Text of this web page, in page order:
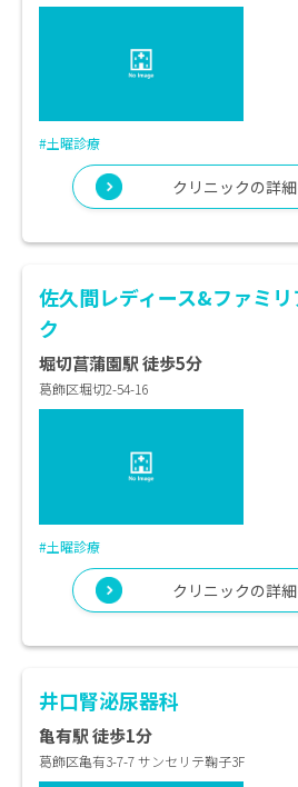
#土曜診療
クリニックの詳
佐久間レディース&ファミリ
ク
堀切菖蒲園駅 徒歩5分
葛飾区堀切2-54-16
#土曜診療
クリニックの詳
井口腎泌尿器科
亀有駅 徒歩1分
葛飾区亀有3-7-7 サンセリテ鞠子3F